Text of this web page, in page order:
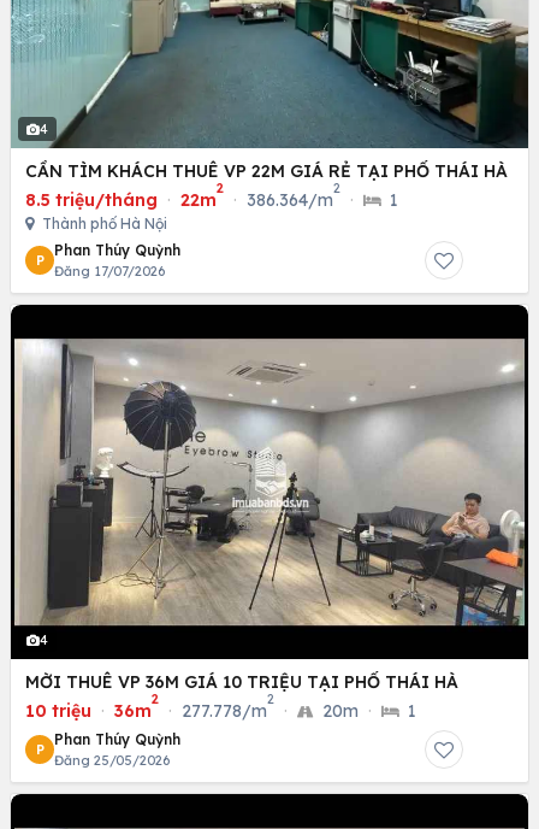
4
CẦN TÌM KHÁCH THUÊ VP 22M GIÁ RẺ TẠI PHỐ THÁI HÀ
8.5 triệu/tháng · 22m
2
· 386.364/m
2
· 1
Thành phố Hà Nội
P
Phan Thúy Quỳnh
Đăng 17/07/2026
4
MỜI THUÊ VP 36M GIÁ 10 TRIỆU TẠI PHỐ THÁI HÀ
10 triệu · 36m
2
· 277.778/m
2
· 20m · 1
P
Phan Thúy Quỳnh
Đăng 25/05/2026